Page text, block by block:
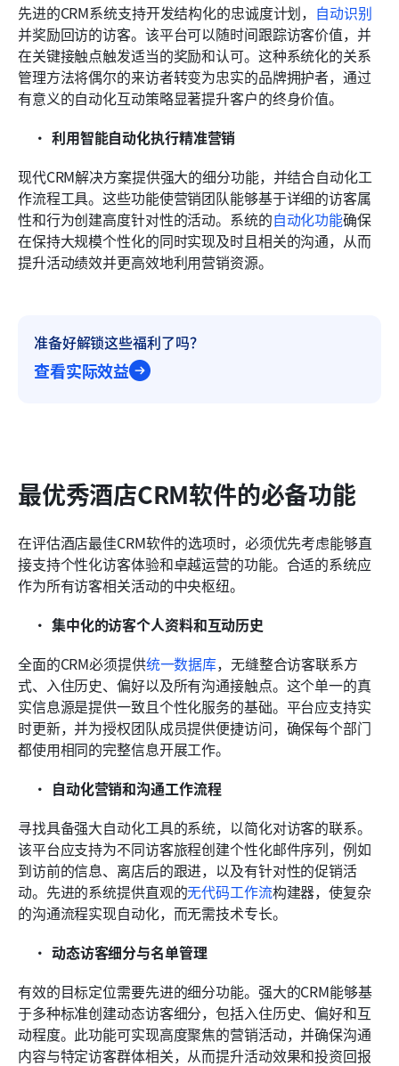
先进的CRM系统支持开发结构化的忠诚度计划， 自动识别
并奖励回访的访客。该平台可以随时间跟踪访客价值，并
在关键接触点触发适当的奖励和认可。这种系统化的关系
管理方法将偶尔的来访者转变为忠实的品牌拥护者，通过
有意义的自动化互动策略显著提升客户的终身价值。
利用智能自动化执行精准营销
现代CRM解决方案提供强大的细分功能，并结合自动化工
作流程工具。这些功能使营销团队能够基于详细的访客属
性和行为创建高度针对性的活动。系统的自动化功能确保
在保持大规模个性化的同时实现及时且相关的沟通，从而
提升活动绩效并更高效地利用营销资源。
准备好解锁这些福利了吗？
查看实际效益
最优秀酒店CRM软件的必备功能
在评估酒店最佳CRM软件的选项时，必须优先考虑能够直
接支持个性化访客体验和卓越运营的功能。合适的系统应
作为所有访客相关活动的中央枢纽。
集中化的访客个人资料和互动历史
全面的CRM必须提供统一数据库，无缝整合访客联系方
式、入住历史、偏好以及所有沟通接触点。这个单一的真
实信息源是提供一致且个性化服务的基础。平台应支持实
时更新，并为授权团队成员提供便捷访问，确保每个部门
都使用相同的完整信息开展工作。
自动化营销和沟通工作流程
寻找具备强大自动化工具的系统，以简化对访客的联系。
该平台应支持为不同访客旅程创建个性化邮件序列，例如
到访前的信息、离店后的跟进，以及有针对性的促销活
动。先进的系统提供直观的无代码工作流构建器，使复杂
的沟通流程实现自动化，而无需技术专长。
动态访客细分与名单管理
有效的目标定位需要先进的细分功能。强大的CRM能够基
于多种标准创建动态访客细分，包括入住历史、偏好和互
动程度。此功能可实现高度聚焦的营销活动，并确保沟通
内容与特定访客群体相关，从而提升活动效果和投资回报